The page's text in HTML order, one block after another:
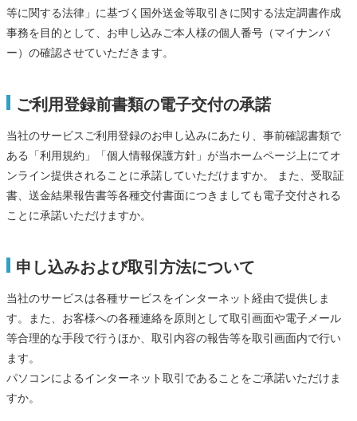
等に関する法律」に基づく国外送金等取引きに関する法定調書作成
事務を目的として、お申し込みご本人様の個人番号（マイナンバ
ー）の確認させていただきます。
ご利用登録前書類の電子交付の承諾
当社のサービスご利用登録のお申し込みにあたり、事前確認書類で
ある「利用規約」「個人情報保護方針」が当ホームページ上にてオ
ンライン提供されることに承諾していただけますか。 また、受取証
書、送金結果報告書等各種交付書面につきましても電子交付される
ことに承諾いただけますか。
申し込みおよび取引方法について
当社のサービスは各種サービスをインターネット経由で提供しま
す。また、お客様への各種連絡を原則として取引画面や電子メール
等合理的な手段で行うほか、取引内容の報告等を取引画面内で行い
ます。
パソコンによるインターネット取引であることをご承諾いただけま
すか。